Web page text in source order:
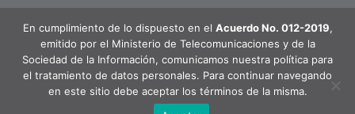
atencioncliente@banecuador.fin.ec
En cumplimiento de lo dispuesto en el Acuerdo No. 012-2019,
emitido por el Ministerio de Telecomunicaciones y de la
Sociedad de la Información, comunicamos nuestra política para
el tratamiento de datos personales. Para continuar navegando
en este sitio debe aceptar los términos de la misma.